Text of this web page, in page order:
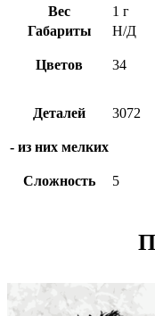
Вес
1 г
Габариты
Н/Д
Цветов 34
Деталей 3072
- из них мелких
Сложность 5